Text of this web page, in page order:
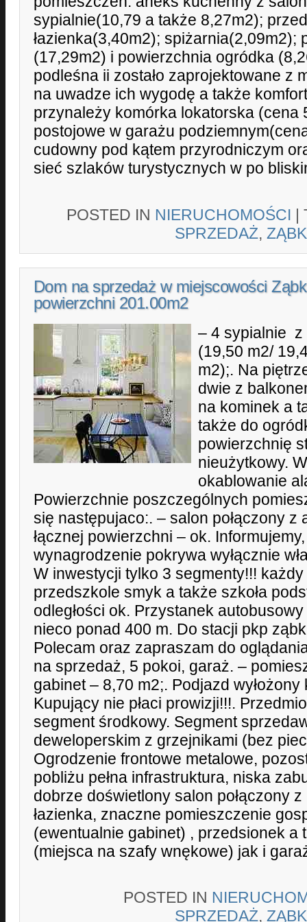
sypialnie(10,79 a także 8,27m2);
łazienka(3,40m2); spiżarnia(2,09m2);
(17,29m2) i powierzchnia ogródka
podleśna ii zostało zaprojektowane z
na uwadze ich wygodę a także
przynależy komórka lokatorska (cena
postojowe w garażu
cudowny pod kątem przyrodniczym
sieć szlaków turystycznych w po
POSTED IN NIERUCHOMOŚCI |
SPRZEDAŻ,
Dom na sprzedaż w miejscowości
powierzchni 201.00m2
– 4 sypialnie z
(19,50 m2/
m2);. Na
dwie z
na kominek a
także do
powierzchnię
nieużytkowy.
okablowanie
Powierzchnie poszczególnych
się następujaco:. – salon połączony z
łącznej powierzchni – ok.
wynagrodzenie pokrywa wyłącznie
W inwestycji tylko 3 segmenty!!!
przedszkole smyk a także szkoła
odległości ok. Przystanek
nieco ponad 400 m. Do stacji pkp
Polecam oraz zapraszam do
na sprzedaż, 5 pokoi, garaż. –
gabinet – 8,70 m2;. Podjazd
Kupujący nie płaci prowizji!!!.
segment środkowy. Segment
deweloperskim z grzejnikami (bez
Ogrodzenie frontowe metalowe,
pobliżu pełna infrastruktura, niska
dobrze doświetlony salon połączony
łazienka, znaczne pomieszczenie
(ewentualnie gabinet) , przedsionek a
(miejsca na szafy wnękowe) jak i
POSTED IN
SPRZEDAŻ,